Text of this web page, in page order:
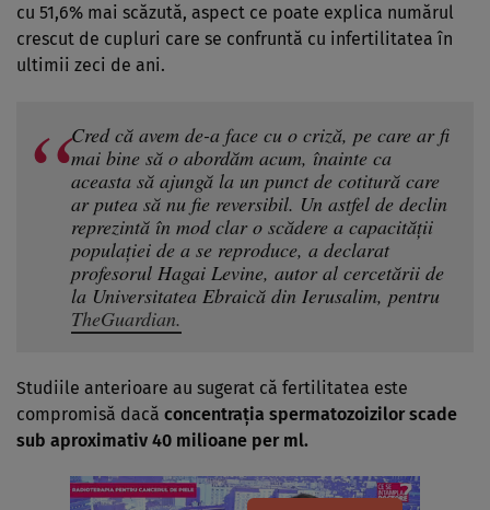
cu 51,6% mai scăzută, aspect ce poate explica numărul
crescut de cupluri care se confruntă cu infertilitatea în
ultimii zeci de ani.
Cred că avem de-a face cu o criză, pe care ar fi
mai bine să o abordăm acum, înainte ca
aceasta să ajungă la un punct de cotitură care
ar putea să nu fie reversibil. Un astfel de declin
reprezintă în mod clar o scădere a capacității
populației de a se reproduce, a declarat
profesorul Hagai Levine, autor al cercetării de
la Universitatea Ebraică din Ierusalim, pentru
TheGuardian.
Studiile anterioare au sugerat că fertilitatea este
compromisă dacă concentrația spermatozoizilor scade
sub aproximativ 40 milioane per ml.